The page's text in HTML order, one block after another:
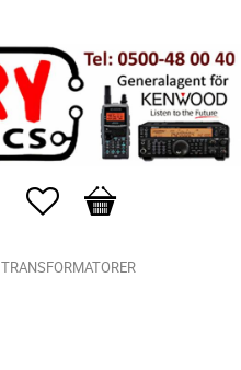
Favoriter
Kundvagn
TRANSFORMATORER